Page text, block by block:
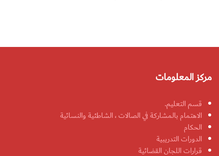
مركز المعلومات
قسم التعليم.
الاهتمام بالمشاركة في الصالات ، الشاطئية والنسائية
الحكام
الدورات التدريبية
قرارات اللجان القضائية